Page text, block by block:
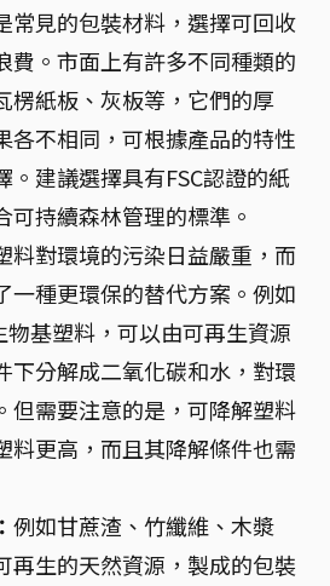
常見的包裝材料，選擇可回收
費。市面上有許多不同種類的
楞紙板、灰板等，它們的厚
各不相同，可根據產品的特性
。建議選擇具有FSC認證的紙
可持續森林管理的標準。
料對環境的污染日益嚴重，而
一種更環保的替代方案。例如
物基塑料，可以由可再生資源
下分解成二氧化碳和水，對環
但需要注意的是，可降解塑料
料更高，而且其降解條件也需
例如甘蔗渣、竹纖維、木漿
再生的天然資源，製成的包裝